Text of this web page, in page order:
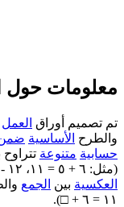
معلومات حول
تم تصميم أوراق العمل
والطرح الأساسية
حسابية متنوعةتتراوح
(مثل: ٦ + ٥ = ١١، ١٢ - ٤ = ٨). يظهر أيضًا تركيز على
العكسيةبين الجمع
١١ = ٦ + □).